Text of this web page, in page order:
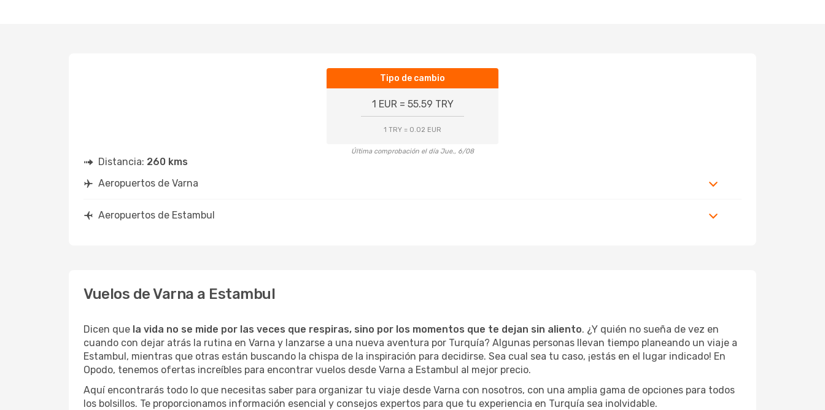
Tipo de cambio
1 EUR = 55.59 TRY
1 TRY = 0.02 EUR
Última comprobación el día Jue., 6/08
Distancia: 260 kms
Aeropuertos de Varna
Aeropuertos de Estambul
Vuelos de Varna a Estambul
Dicen que la vida no se mide por las veces que respiras, sino por los momentos que te dejan sin aliento. ¿Y quién no sueña de vez en
cuando con dejar atrás la rutina en Varna y lanzarse a una nueva aventura por Turquía? Algunas personas llevan tiempo planeando un viaje a
Estambul, mientras que otras están buscando la chispa de la inspiración para decidirse. Sea cual sea tu caso, ¡estás en el lugar indicado! En
Opodo, tenemos ofertas increíbles para encontrar vuelos desde Varna a Estambul al mejor precio.
Aquí encontrarás todo lo que necesitas saber para organizar tu viaje desde Varna con nosotros, con una amplia gama de opciones para todos
los bolsillos. Te proporcionamos información esencial y consejos expertos para que tu experiencia en Turquía sea inolvidable.